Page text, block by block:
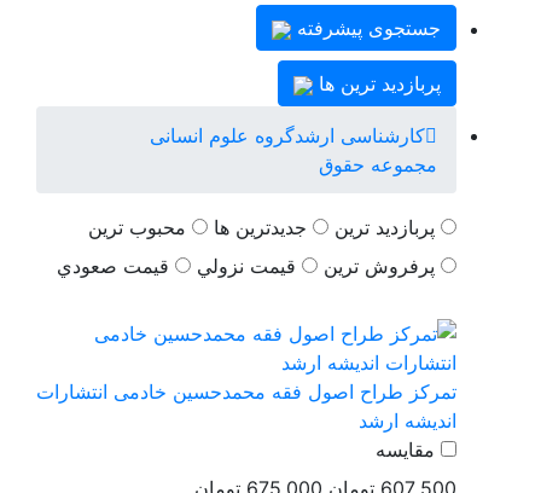
جستجوی پیشرفته
پربازدید ترین ها
کارشناسی ارشدگروه علوم انسانی
مجموعه حقوق
پربازديد ترين جديدترين ها
محبوب ترين
پرفروش ترين
قيمت نزولي قيمت صعودي
تمرکز طراح اصول فقه محمدحسین خادمی انتشارات
اندیشه ارشد
مقایسه